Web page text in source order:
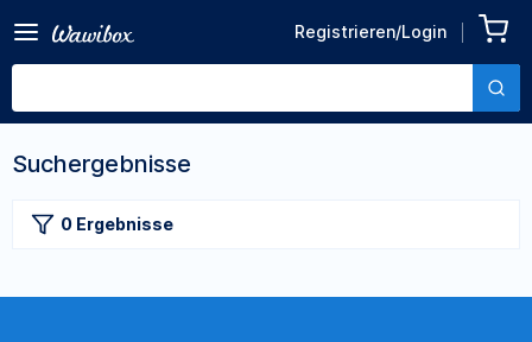
Registrieren/Login
Suchergebnisse
0 Ergebnisse